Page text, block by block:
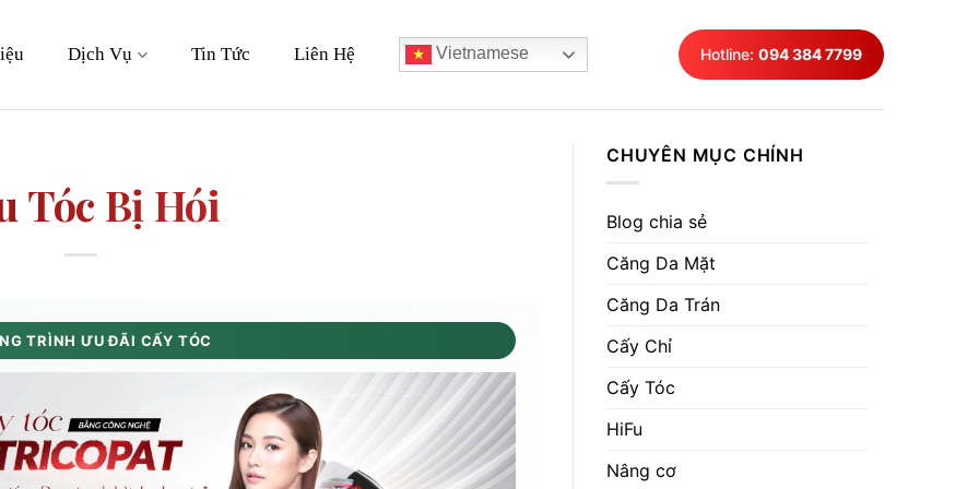
Dịch Vụ Tin Tức Liên Hệ Vietnamese Hotline: 094 384 7799
Tóc Bị Hói
TRÌNH ƯU ĐÃI CẤY TÓC
CHUYÊN MỤC CHÍNH
Blog chia sẻ
Căng Da Mặt
Căng Da Trán
Cấy Chỉ
Cấy Tóc
HiFu
Nâng cơ